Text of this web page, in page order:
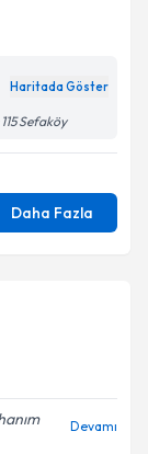
Haritada Göster
Sefaköy
Daha Fazla
Devamı